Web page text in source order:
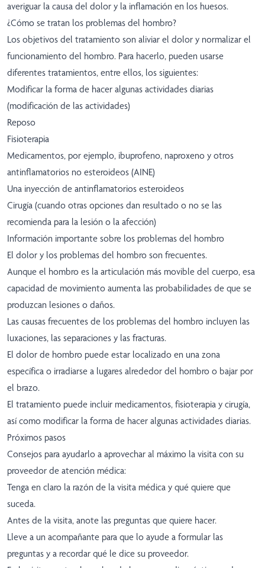
averiguar la causa del dolor y la inflamación en los huesos.
¿Cómo se tratan los problemas del hombro?
Los objetivos del tratamiento son aliviar el dolor y normalizar el
funcionamiento del hombro. Para hacerlo, pueden usarse
diferentes tratamientos, entre ellos, los siguientes:
Modificar la forma de hacer algunas actividades diarias
(modificación de las actividades)
Reposo
Fisioterapia
Medicamentos, por ejemplo, ibuprofeno, naproxeno y otros
antinflamatorios no esteroideos (AINE)
Una inyección de antinflamatorios esteroideos
Cirugía (cuando otras opciones dan resultado o no se las
recomienda para la lesión o la afección)
Información importante sobre los problemas del hombro
El dolor y los problemas del hombro son frecuentes.
Aunque el hombro es la articulación más movible del cuerpo, esa
capacidad de movimiento aumenta las probabilidades de que se
produzcan lesiones o daños.
Las causas frecuentes de los problemas del hombro incluyen las
luxaciones, las separaciones y las fracturas.
El dolor de hombro puede estar localizado en una zona
específica o irradiarse a lugares alrededor del hombro o bajar por
el brazo.
El tratamiento puede incluir medicamentos, fisioterapia y cirugía,
así como modificar la forma de hacer algunas actividades diarias.
Próximos pasos
Consejos para ayudarlo a aprovechar al máximo la visita con su
proveedor de atención médica:
Tenga en claro la razón de la visita médica y qué quiere que
suceda.
Antes de la visita, anote las preguntas que quiere hacer.
Lleve a un acompañante para que lo ayude a formular las
preguntas y a recordar qué le dice su proveedor.